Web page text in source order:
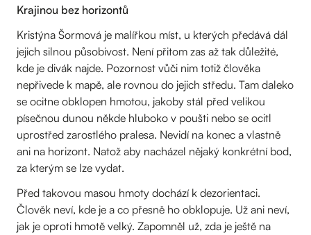
Krajinou bez horizontů
Kristýna Šormová je malířkou míst, u kterých předává dál
jejich silnou působivost. Není přitom zas až tak důležité,
kde je divák najde. Pozornost vůči nim totiž člověka
nepřivede k mapě, ale rovnou do jejich středu. Tam daleko
se ocitne obklopen hmotou, jakoby stál před velikou
písečnou dunou někde hluboko v poušti nebo se ocitl
uprostřed zarostlého pralesa. Nevidí na konec a vlastně
ani na horizont. Natož aby nacházel nějaký konkrétní bod,
za kterým se lze vydat.
Před takovou masou hmoty dochází k dezorientaci.
Člověk neví, kde je a co přesně ho obklopuje. Už ani neví,
jak je oproti hmotě velký. Zapomněl už, zda je ještě na